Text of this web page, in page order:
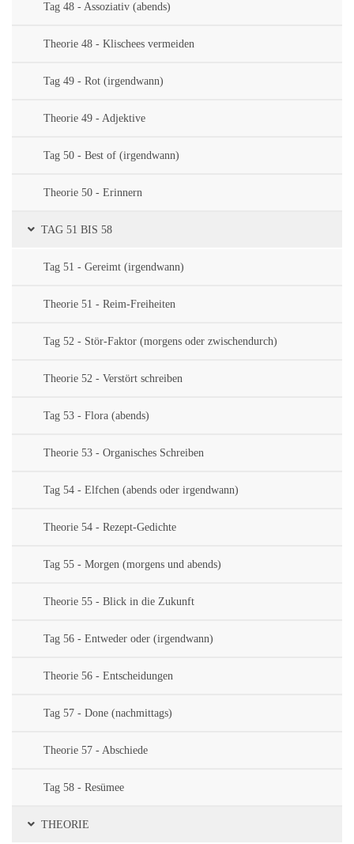
Tag 48 - Assoziativ (abends)
Theorie 48 - Klischees vermeiden
Tag 49 - Rot (irgendwann)
Theorie 49 - Adjektive
Tag 50 - Best of (irgendwann)
Theorie 50 - Erinnern
TAG 51 BIS 58
Tag 51 - Gereimt (irgendwann)
Theorie 51 - Reim-Freiheiten
Tag 52 - Stör-Faktor (morgens oder zwischendurch)
Theorie 52 - Verstört schreiben
Tag 53 - Flora (abends)
Theorie 53 - Organisches Schreiben
Tag 54 - Elfchen (abends oder irgendwann)
Theorie 54 - Rezept-Gedichte
Tag 55 - Morgen (morgens und abends)
Theorie 55 - Blick in die Zukunft
Tag 56 - Entweder oder (irgendwann)
Theorie 56 - Entscheidungen
Tag 57 - Done (nachmittags)
Theorie 57 - Abschiede
Tag 58 - Resümee
THEORIE